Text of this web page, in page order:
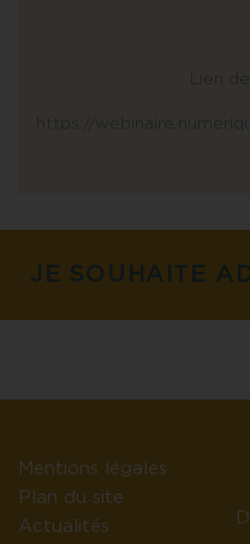
Lien
https://
JE SOUHAITE
Mentions légales
Plan du site
Actualités